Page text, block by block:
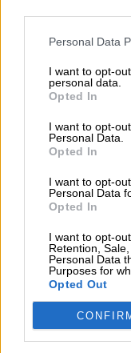
Personal Data
I want to opt-
personal data.
Opted In
I want to opt-
Personal Data.
Opted In
I want to opt-
Personal Data
Opted In
I want to opt-
Retention,
Personal Data
Purposes for
Opted Out
primer
Por
Suelta y
Por María Comesaña